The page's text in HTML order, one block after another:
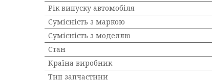
Рік випуску автомобіля
Сумісність з маркою
Сумісність з моделлю
Стан
Країна виробник
Тип запчастини